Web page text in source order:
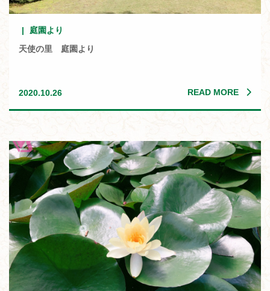
庭園より
天使の里 庭園より
2020.10.26 READ MORE